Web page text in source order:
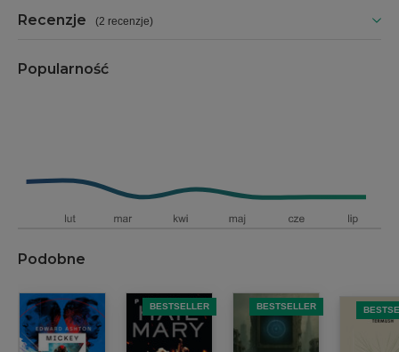
Recenzje (2 recenzje)
Popularność
Podobne
BESTSELLER BESTSELLER